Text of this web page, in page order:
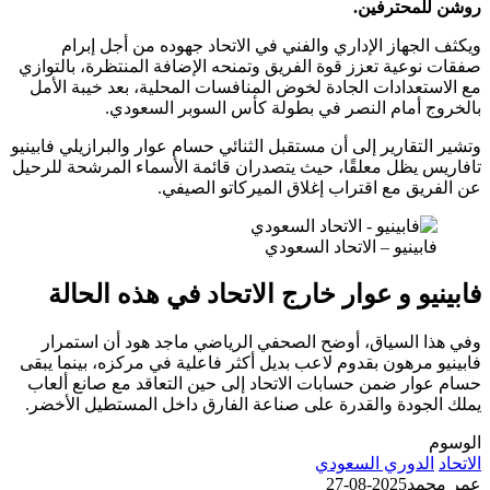
الإداري والفني في الاتحاد جهوده من أجل إبرام
تعزز قوة الفريق وتمنحه الإضافة المنتظرة، بالتوازي
الجادة لخوض المنافسات المحلية، بعد خيبة الأمل
أمام النصر في بطولة كأس السوبر السعودي.
إلى أن مستقبل الثنائي حسام عوار والبرازيلي فابينيو
يظل معلقًا، حيث يتصدران قائمة الأسماء المرشحة للرحيل
مع اقتراب إغلاق الميركاتو الصيفي.
– الاتحاد السعودي
وعوار خارج الاتحاد في هذه الحالة
السياق، أوضح الصحفي الرياضي ماجد هود أن استمرار
مرهون بقدوم لاعب بديل أكثر فاعلية في مركزه، بينما يبقى
ضمن حسابات الاتحاد إلى حين التعاقد مع صانع ألعاب
والقدرة على صناعة الفارق داخل المستطيل الأخضر.
الدوري السعودي
2025-08-27